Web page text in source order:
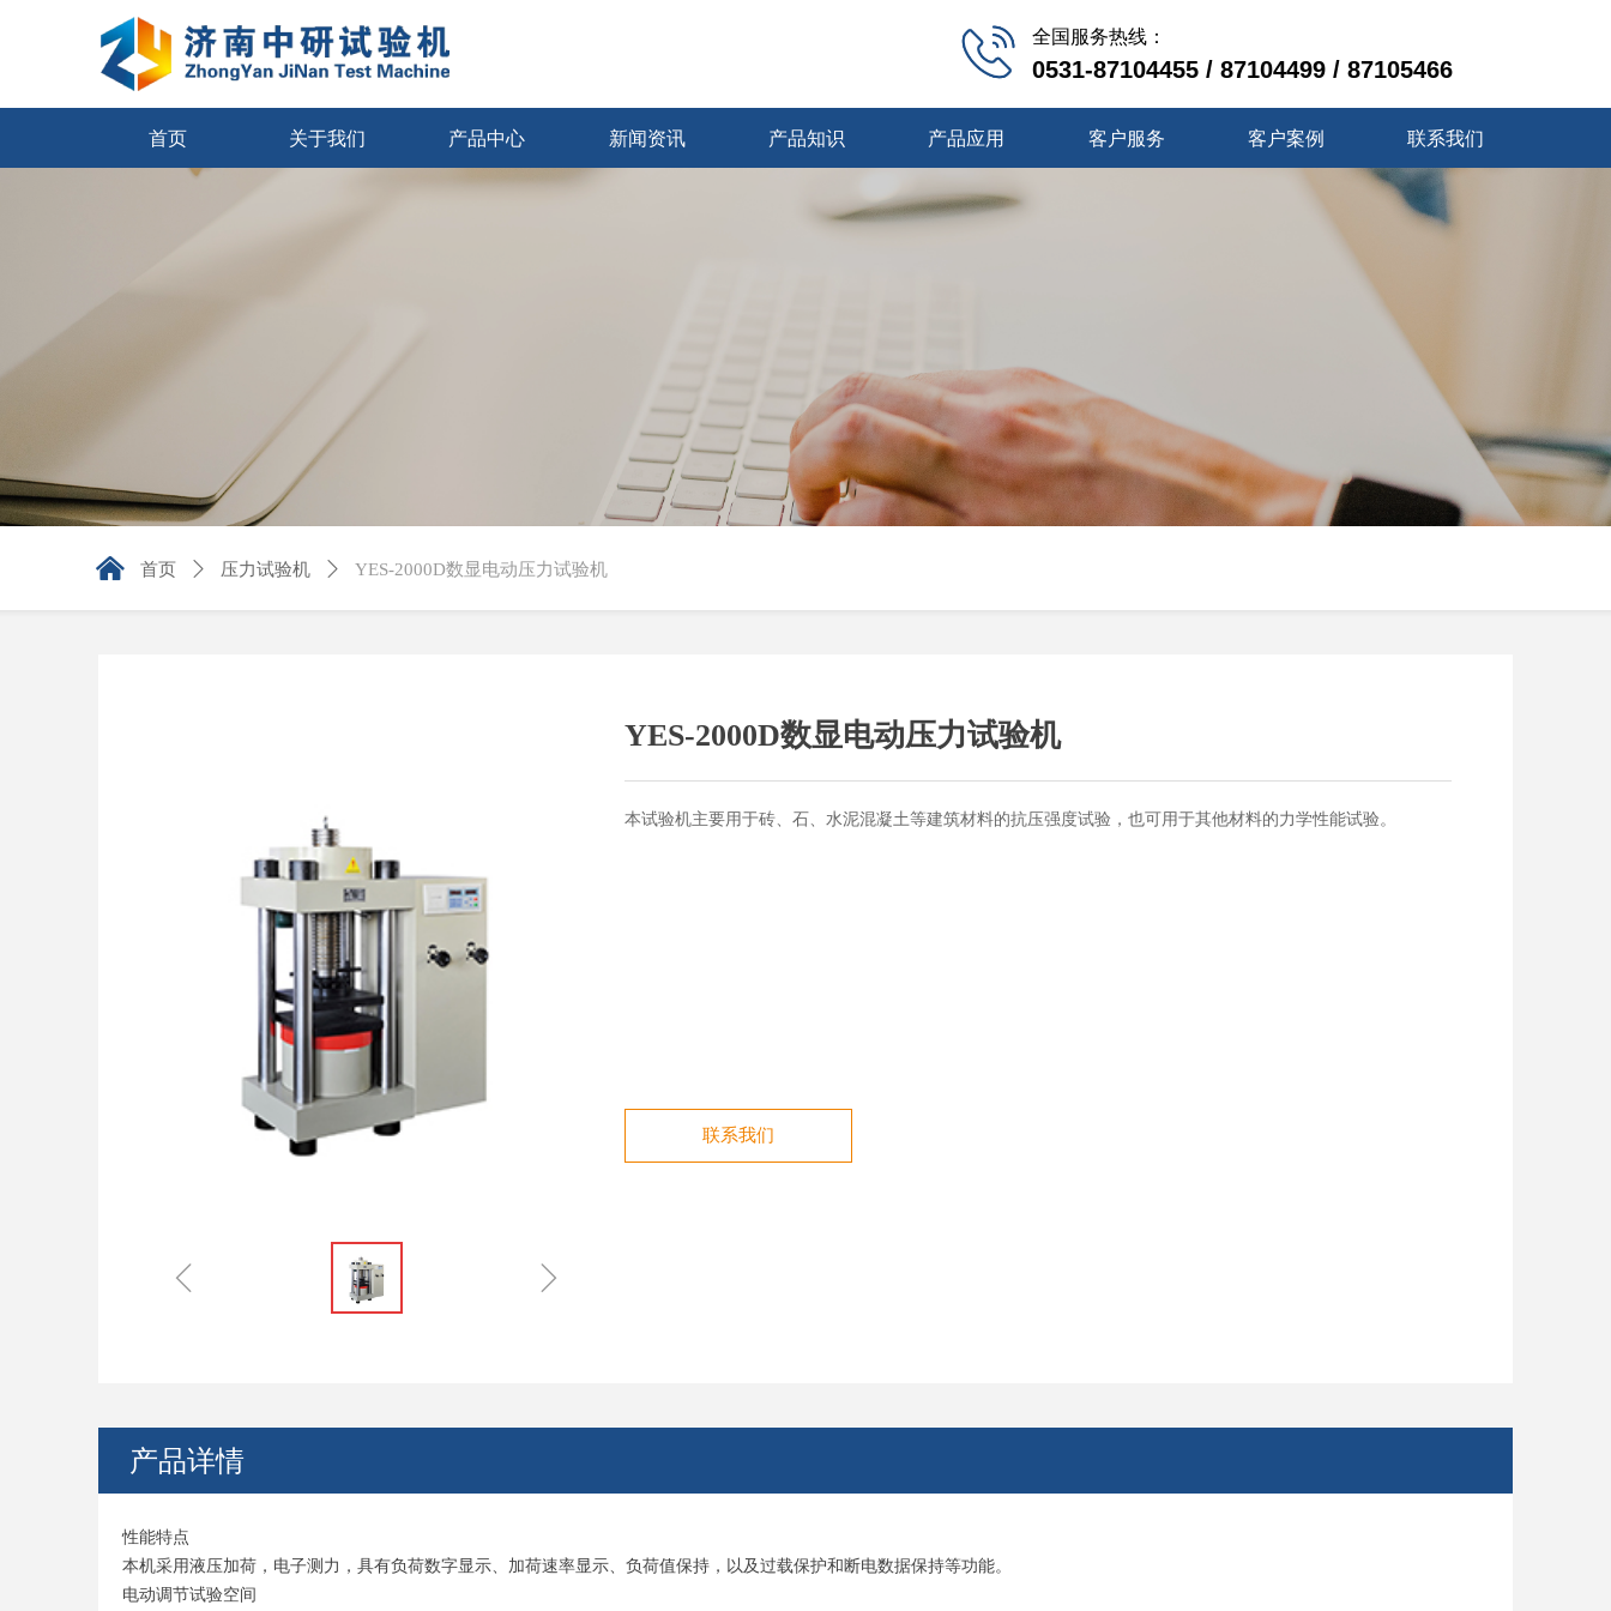
首页 关于我们 产品中心 新闻资讯 产品知识 产品应用 客户服务 客户案例 联系我们
全国服务热线：
0531-87104455 / 87104499 / 87105466
ꁆ ꁇ
YES-2000D数显电动压力试验机
本试验机主要用于砖、石、水泥混凝土等建筑材料的抗压强度试验，也可用于其他材料的力学性能试验。
联系我们
产品详情
性能特点
本机采用液压加荷，电子测力，具有负荷数字显示、加荷速率显示、负荷值保持，以及过载保护和断电数据保持等功能。
电动调节试验空间
낀 首页 ꄲ 压力试验机 ꄲ YES-2000D数显电动压力试验机